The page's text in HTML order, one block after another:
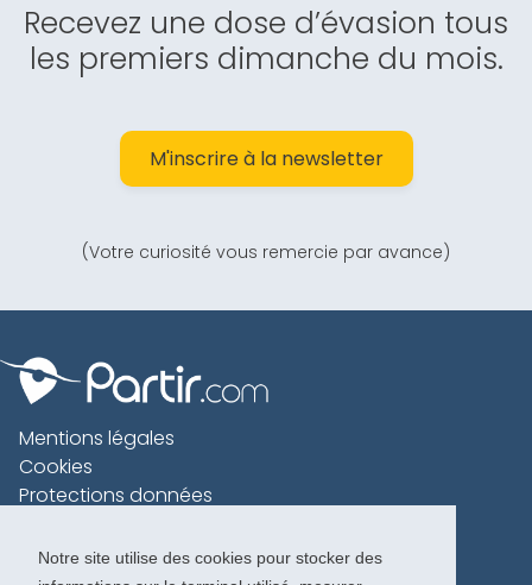
Notre site utilise des cookies pour stocker des
Recevez une dose d’évasion tous
les premiers dimanche du mois.
M'inscrire à la newsletter
(Votre curiosité vous remercie par avance)
Mentions légales
Cookies
Protections données
Charte voyageur